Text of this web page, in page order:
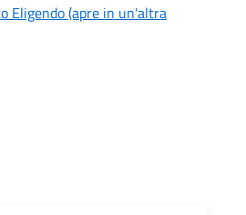
Eligendo (apre in un'altra